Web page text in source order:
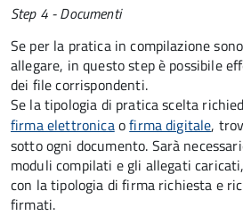
Step 4 - Documenti
Se per la pratica in compilazione
allegare, in questo step è possibile
dei file corrispondenti.
Se la tipologia di pratica scelta
firma elettronicaofirma digitale,
sotto ogni documento. Sarà
moduli compilati e gli allegati
con la tipologia di firma richiesta e
firmati.